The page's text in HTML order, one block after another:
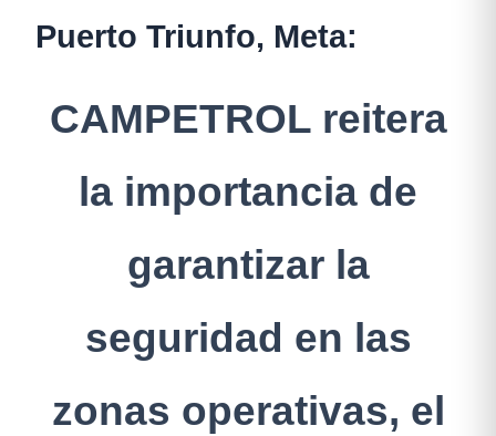
Puerto Triunfo, Meta:
CAMPETROL reitera
la importancia de
garantizar la
seguridad en las
zonas operativas, el